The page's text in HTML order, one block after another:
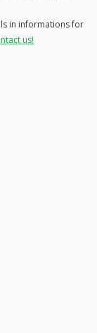
in informations for
us!